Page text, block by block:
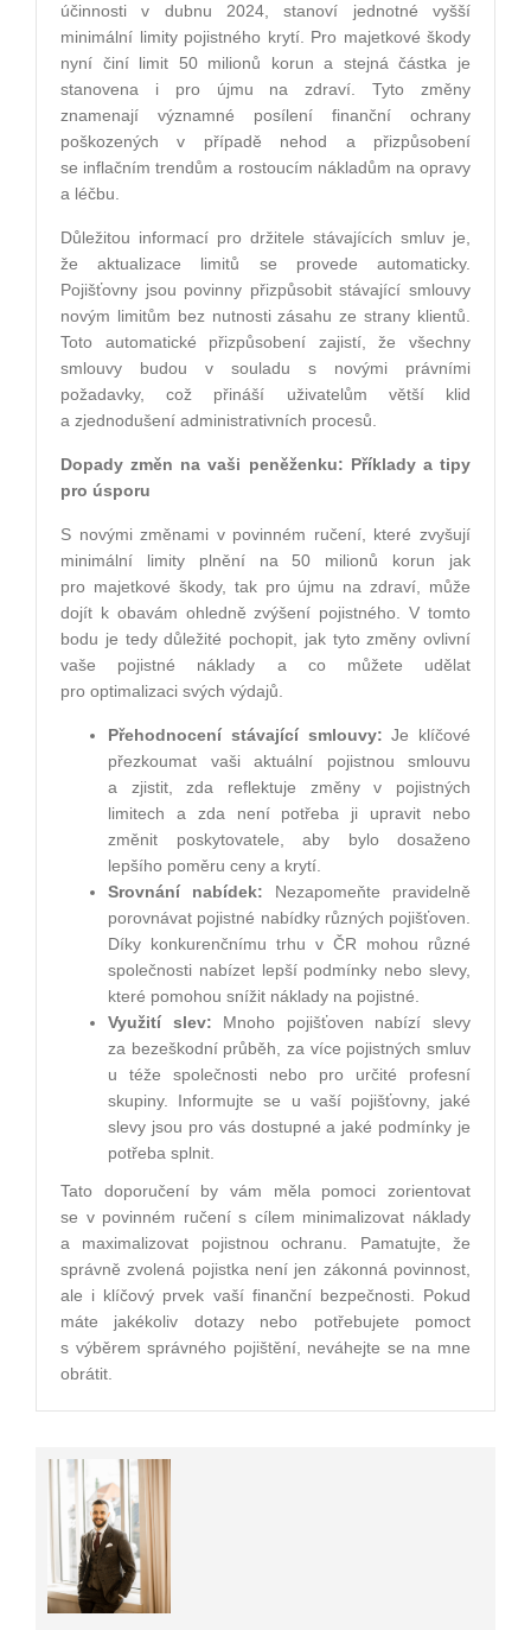
účinnosti v dubnu 2024, stanoví jednotné vyšší
minimální limity pojistného krytí. Pro majetkové škody
nyní činí limit 50 milionů korun a stejná částka je
stanovena i pro újmu na zdraví. Tyto změny
znamenají významné posílení finanční ochrany
poškozených v případě nehod a přizpůsobení
se inflačním trendům a rostoucím nákladům na opravy
a léčbu.
Důležitou informací pro držitele stávajících smluv je,
že aktualizace limitů se provede automaticky.
Pojišťovny jsou povinny přizpůsobit stávající smlouvy
novým limitům bez nutnosti zásahu ze strany klientů.
Toto automatické přizpůsobení zajistí, že všechny
smlouvy budou v souladu s novými právními
požadavky, což přináší uživatelům větší klid
a zjednodušení administrativních procesů.
Dopady změn na vaši peněženku: Příklady a tipy
pro úsporu
S novými změnami v povinném ručení, které zvyšují
minimální limity plnění na 50 milionů korun jak
pro majetkové škody, tak pro újmu na zdraví, může
dojít k obavám ohledně zvýšení pojistného. V tomto
bodu je tedy důležité pochopit, jak tyto změny ovlivní
vaše pojistné náklady a co můžete udělat
pro optimalizaci svých výdajů.
Přehodnocení stávající smlouvy: Je klíčové
přezkoumat vaši aktuální pojistnou smlouvu
a zjistit, zda reflektuje změny v pojistných
limitech a zda není potřeba ji upravit nebo
změnit poskytovatele, aby bylo dosaženo
lepšího poměru ceny a krytí.
Srovnání nabídek: Nezapomeňte pravidelně
porovnávat pojistné nabídky různých pojišťoven.
Díky konkurenčnímu trhu v ČR mohou různé
společnosti nabízet lepší podmínky nebo slevy,
které pomohou snížit náklady na pojistné.
Využití slev: Mnoho pojišťoven nabízí slevy
za bezeškodní průběh, za více pojistných smluv
u téže společnosti nebo pro určité profesní
skupiny. Informujte se u vaší pojišťovny, jaké
slevy jsou pro vás dostupné a jaké podmínky je
potřeba splnit.
Tato doporučení by vám měla pomoci zorientovat
se v povinném ručení s cílem minimalizovat náklady
a maximalizovat pojistnou ochranu. Pamatujte, že
správně zvolená pojistka není jen zákonná povinnost,
ale i klíčový prvek vaší finanční bezpečnosti. Pokud
máte jakékoliv dotazy nebo potřebujete pomoct
s výběrem správného pojištění, neváhejte se na mne
obrátit.